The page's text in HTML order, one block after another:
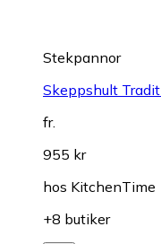
Stekpannor
Skeppshult
fr.
955 kr
hos KitchenTime
+8 butiker